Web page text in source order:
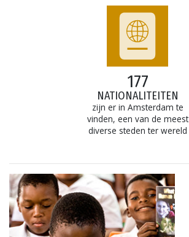
177
NATIONALITEITEN
zijn er in Amsterdam te
vinden, een van de meest
diverse steden ter wereld